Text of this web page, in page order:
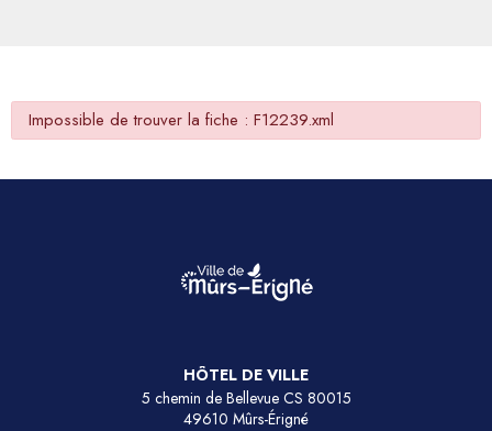
Impossible de trouver la fiche : F12239.xml
HÔTEL DE VILLE
5 chemin de Bellevue CS 80015
49610 Mûrs-Érigné